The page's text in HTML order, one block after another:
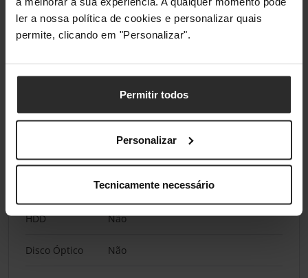
ler a nossa política de cookies e personalizar quais
permite, clicando em "Personalizar".
Permitir todos
Personalizar
Tecnicamente necessário
Ecrã Tátil Não
Armazenamento
HDD Não
Disco Óptico Não